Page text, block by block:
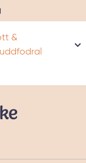
produkter
för kategori
&